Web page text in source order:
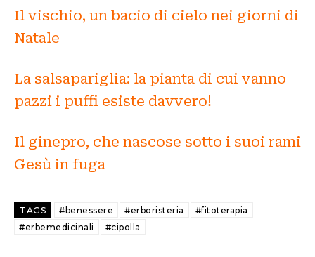
Il vischio, un bacio di cielo nei giorni di
Natale
La salsapariglia: la pianta di cui vanno
pazzi i puffi esiste davvero!
Il ginepro, che nascose sotto i suoi rami
Gesù in fuga
TAGS #benessere #erboristeria
#fitoterapia
#erbemedicinali
#cipolla